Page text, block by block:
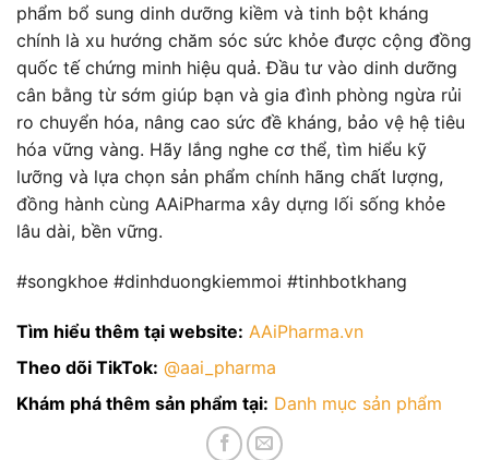
phẩm bổ sung dinh dưỡng kiềm và tinh bột kháng
chính là xu hướng chăm sóc sức khỏe được cộng đồng
quốc tế chứng minh hiệu quả. Đầu tư vào dinh dưỡng
cân bằng từ sớm giúp bạn và gia đình phòng ngừa rủi
ro chuyển hóa, nâng cao sức đề kháng, bảo vệ hệ tiêu
hóa vững vàng. Hãy lắng nghe cơ thể, tìm hiểu kỹ
lưỡng và lựa chọn sản phẩm chính hãng chất lượng,
đồng hành cùng AAiPharma xây dựng lối sống khỏe
lâu dài, bền vững.
#songkhoe #dinhduongkiemmoi #tinhbotkhang
Tìm hiểu thêm tại website: AAiPharma.vn
Theo dõi TikTok: @aai_pharma
Khám phá thêm sản phẩm tại: Danh mục sản phẩm